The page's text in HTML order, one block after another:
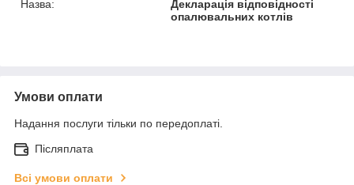
Назва:
Декларація відповідності
опалювальних котлів
Умови оплати
Надання послуги тільки по передоплаті.
Післяплата
Всі умови оплати